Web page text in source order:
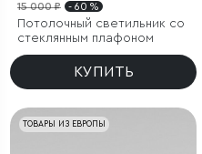
15 000 ₽ - 60 %
Потолочный светильник со
стеклянным плафоном
КУПИТЬ
ТОВАРЫ ИЗ ЕВРОПЫ